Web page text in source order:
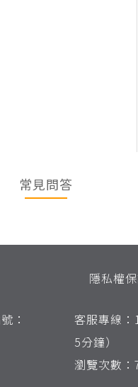
常見問答
隱私權
：
客服專線
5分鐘）
瀏覽次數：